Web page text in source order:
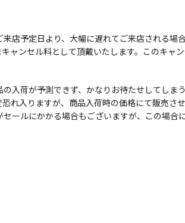
予定日より、大幅に遅れてご来店される場
ンセル料として頂戴いたします。このキャ
荷が予測できず、かなりお待たせしてしま
入りますが、商品入荷時の価格にて販売さ
ールにかかる場合もございますが、この場